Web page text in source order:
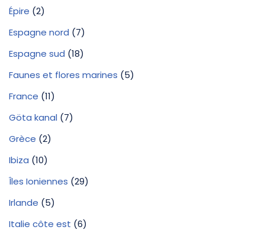
Épire (2)
Espagne nord (7)
Espagne sud (18)
Faunes et flores marines (5)
France (11)
Göta kanal (7)
Grèce (2)
Ibiza (10)
Îles Ioniennes (29)
Irlande (5)
Italie côte est (6)